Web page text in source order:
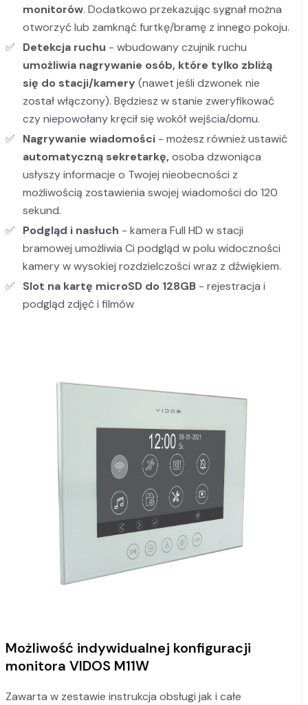
monitorów. Dodatkowo przekazując sygnał można
otworzyć lub zamknąć furtkę/bramę z innego pokoju.
Detekcja ruchu - wbudowany czujnik ruchu
umożliwia nagrywanie osób, które tylko zbliżą
się do stacji/kamery (nawet jeśli dzwonek nie
został włączony). Będziesz w stanie zweryfikować
czy niepowołany kręcił się wokół wejścia/domu.
Nagrywanie wiadomości - możesz również ustawić
automatyczną sekretarkę,osoba dzwoniąca
usłyszy informacje o Twojej nieobecności z
możliwością zostawienia swojej wiadomości do 120
sekund.
Podgląd i nasłuch - kamera Full HD w stacji
bramowej umożliwia Ci podgląd w polu widoczności
kamery w wysokiej rozdzielczości wraz z dźwiękiem.
Slot na kartę microSD do 128GB - rejestracja i
podgląd zdjęć i filmów
Możliwość indywidualnej konfiguracji
monitora VIDOS M11W
Zawarta w zestawie instrukcja obsługi jak i całe